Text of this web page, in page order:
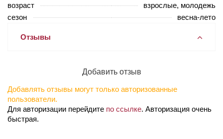
возраст
взрослые, молодежь
сезон
весна-лето
Отзывы
Добавить отзыв
Добавлять отзывы могут только авторизованные
пользователи.
Для авторизации перейдите по ссылке. Авторизация очень
быстрая.